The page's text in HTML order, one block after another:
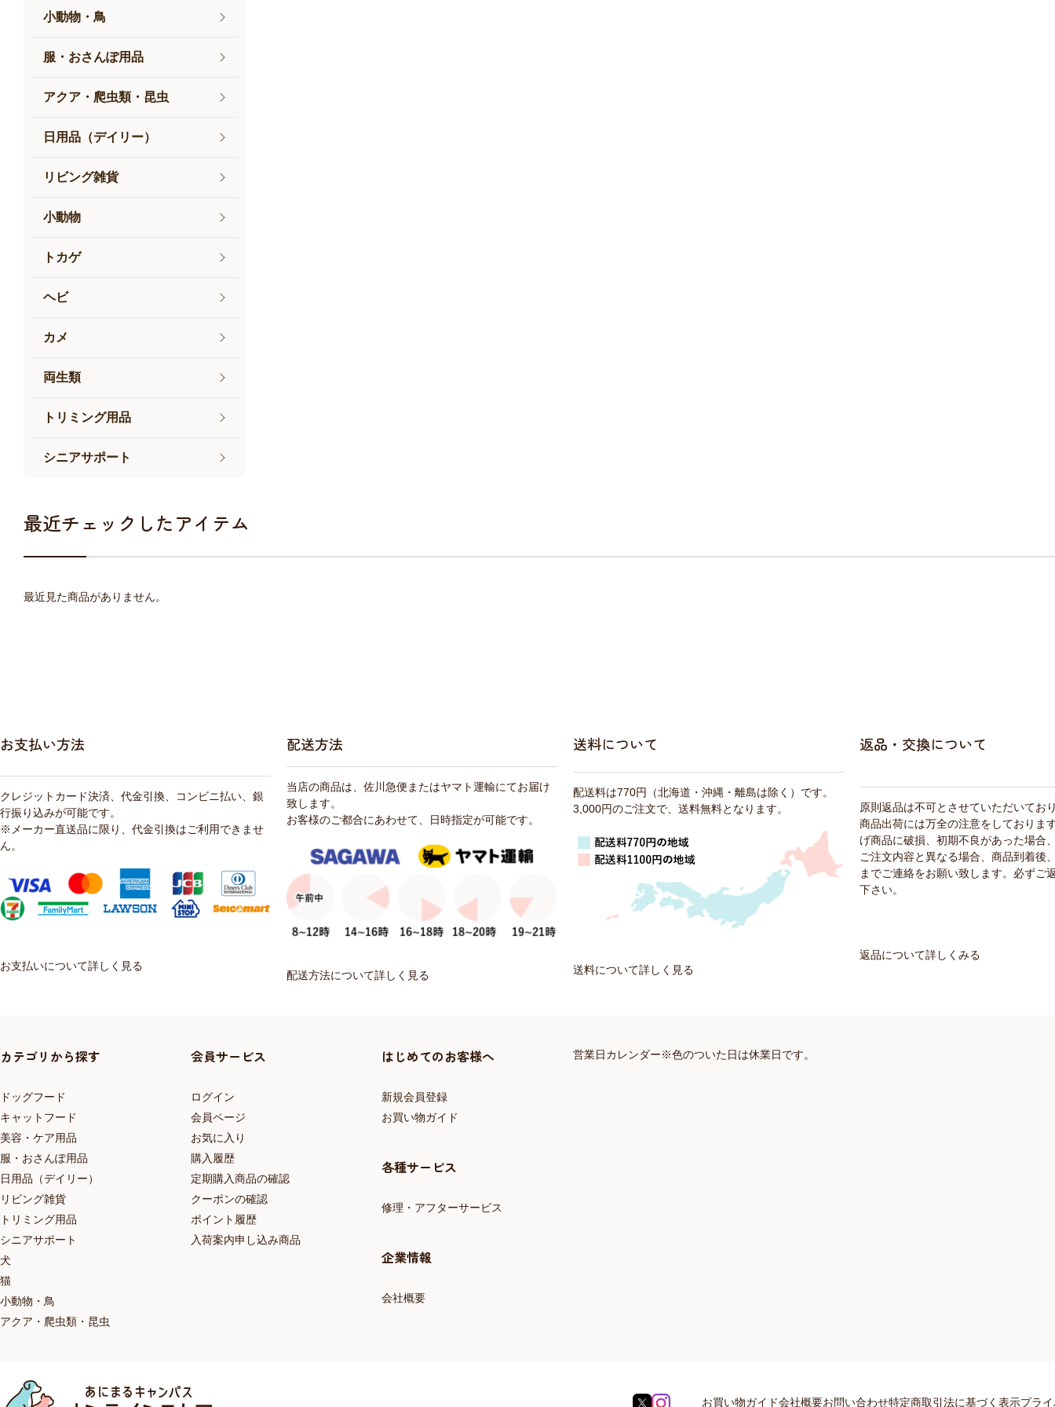
小動物・鳥
服・おさんぽ用品
アクア・爬虫類・昆虫
日用品（デイリー）
リビング雑貨
小動物
トカゲ
ヘビ
カメ
両生類
トリミング用品
シニアサポート
最近チェックしたアイテム
最近見た商品がありません。
お支払い方法
クレジットカード決済、代金引換、コンビニ払い、銀
行振り込みが可能です。
※メーカー直送品に限り、代金引換はご利用できませ
ん。
お支払いについて詳しく見る
配送方法
当店の商品は、佐川急便またはヤマト運輸にてお届け
致します。
お客様のご都合にあわせて、日時指定が可能です。
配送方法について詳しく見る
送料について
配送料は770円（北海道・沖縄・離島は除く）です。
3,000円のご注文で、送料無料となります。
送料について詳しく見る
返品・交換について
原則返品は不可とさせていただいてお
商品出荷には万全の注意をしておりま
げ商品に破損、初期不良があった場合
ご注文内容と異なる場合、商品到着後
までご連絡をお願い致します。必ずご
下さい。
返品について詳しくみる
カテゴリから探す
ドッグフード
キャットフード
美容・ケア用品
服・おさんぽ用品
日用品（デイリー）
リビング雑貨
トリミング用品
シニアサポート
犬
猫
小動物・鳥
アクア・爬虫類・昆虫
会員サービス
ログイン
会員ページ
お気に入り
購入履歴
定期購入商品の確認
クーポンの確認
ポイント履歴
入荷案内申し込み商品
はじめてのお客様へ
新規会員登録
お買い物ガイド
各種サービス
修理・アフターサービス
企業情報
会社概要
営業日カレンダー※色のついた日は休業日です。
お買い物ガイド会社概要お問い合わせ特定商取引法に基づく表示プラ